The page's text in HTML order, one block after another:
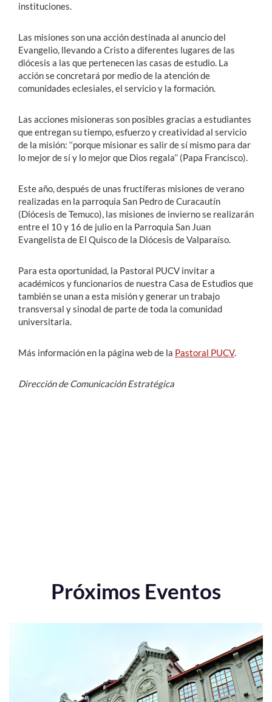
English
instituciones.
Las misiones son una acción destinada al anuncio del
Evangelio, llevando a Cristo a diferentes lugares de las
diócesis a las que pertenecen las casas de estudio. La
acción se concretará por medio de la atención de
comunidades eclesiales, el servicio y la formación.
Las acciones misioneras son posibles gracias a estudiantes
que entregan su tiempo, esfuerzo y creatividad al servicio
de la misión: ‘‘porque misionar es salir de sí mismo para dar
lo mejor de sí y lo mejor que Dios regala’’ (Papa Francisco).
Este año, después de unas fructíferas misiones de verano
realizadas en la parroquia San Pedro de Curacautín
(Diócesis de Temuco), las misiones de invierno se realizarán
entre el 10 y 16 de julio en la Parroquia San Juan
Evangelista de El Quisco de la Diócesis de Valparaíso.
Para esta oportunidad, la Pastoral PUCV invitar a
académicos y funcionarios de nuestra Casa de Estudios que
también se unan a esta misión y generar un trabajo
transversal y sinodal de parte de toda la comunidad
universitaria.
Más información en la página web de la Pastoral PUCV.
Dirección de Comunicación Estratégica
Próximos Eventos